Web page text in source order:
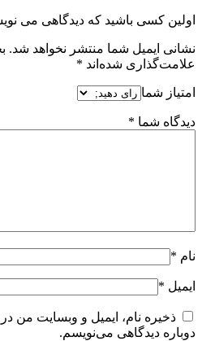
اولین کسی باشید که دیدگاهی می
نشانی ایمیل شما منتشر نخواهد شد.
علامت‌گذاری شده‌اند *
امتیاز شما
دیدگاه شما *
نام *
ایمیل *
ذخیره نام، ایمیل و وبسایت من
دوباره دیدگاهی می‌نویسم.